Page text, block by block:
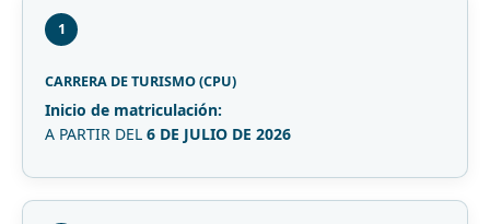
1
CARRERA DE TURISMO (CPU)
Inicio de matriculación:
A PARTIR DEL 6 DE JULIO DE 2026